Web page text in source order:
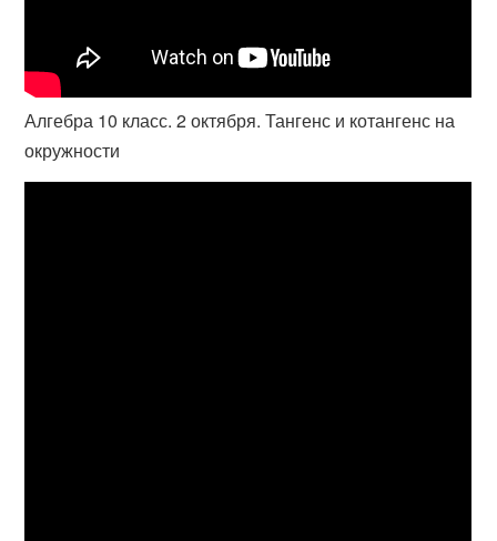
Алгебра 10 класс. 2 октября. Тангенс и котангенс на
окружности